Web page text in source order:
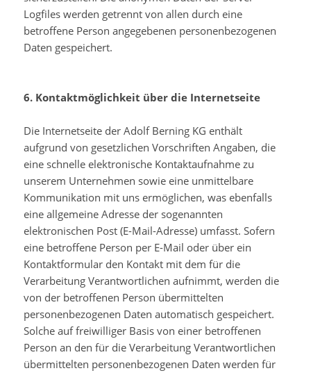
Logfiles werden getrennt von allen durch eine
betroffene Person angegebenen personenbezogenen
Daten gespeichert.
6. Kontaktmöglichkeit über die Internetseite
Die Internetseite der Adolf Berning KG enthält
aufgrund von gesetzlichen Vorschriften Angaben, die
eine schnelle elektronische Kontaktaufnahme zu
unserem Unternehmen sowie eine unmittelbare
Kommunikation mit uns ermöglichen, was ebenfalls
eine allgemeine Adresse der sogenannten
elektronischen Post (E-Mail-Adresse) umfasst. Sofern
eine betroffene Person per E-Mail oder über ein
Kontaktformular den Kontakt mit dem für die
Verarbeitung Verantwortlichen aufnimmt, werden die
von der betroffenen Person übermittelten
personenbezogenen Daten automatisch gespeichert.
Solche auf freiwilliger Basis von einer betroffenen
Person an den für die Verarbeitung Verantwortlichen
übermittelten personenbezogenen Daten werden für